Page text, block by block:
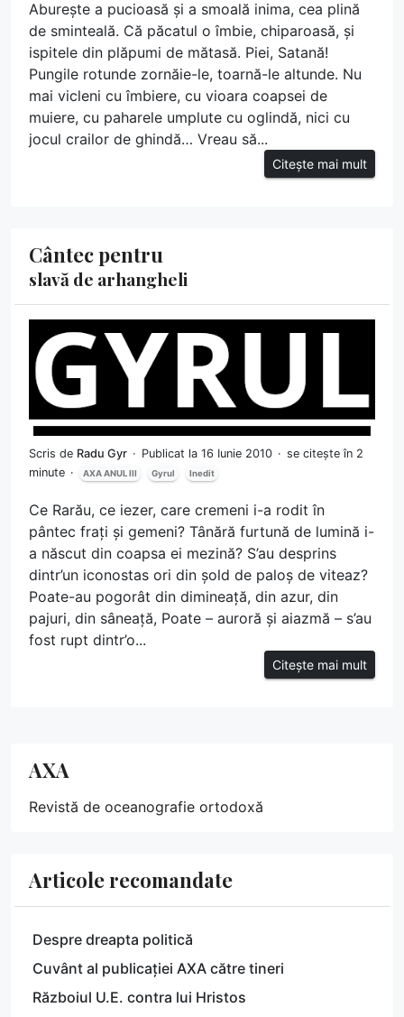
Aburește a pucioasă și a smoală inima, cea plină
de sminteală. Că păcatul o îmbie, chiparoasă, și
ispitele din plăpumi de mătasă. Piei, Satană!
Pungile rotunde zornăie-le, toarnă-le altunde. Nu
mai vicleni cu îmbiere, cu vioara coapsei de
muiere, cu paharele umplute cu oglindă, nici cu
jocul crailor de ghindă… Vreau să...
Citește mai mult
Cântec pentru
slavă de arhangheli
Scris de Radu Gyr Publicat la 16 Iunie 2010
se citește în 2
minute
AXA ANUL III Gyrul Inedit
Ce Rarău, ce iezer, care cremeni i-a rodit în
pântec frați și gemeni? Tânără furtună de lumină i-
a născut din coapsa ei mezină? S’au desprins
dintr’un iconostas ori din șold de paloș de viteaz?
Poate-au pogorât din dimineață, din azur, din
pajuri, din sâneață, Poate – auroră și aiazmă – s’au
fost rupt dintr’o...
Citește mai mult
AXA
Revistă de oceanografie ortodoxă
Articole recomandate
Despre dreapta politică
Cuvânt al publicației AXA către tineri
Războiul U.E. contra lui Hristos